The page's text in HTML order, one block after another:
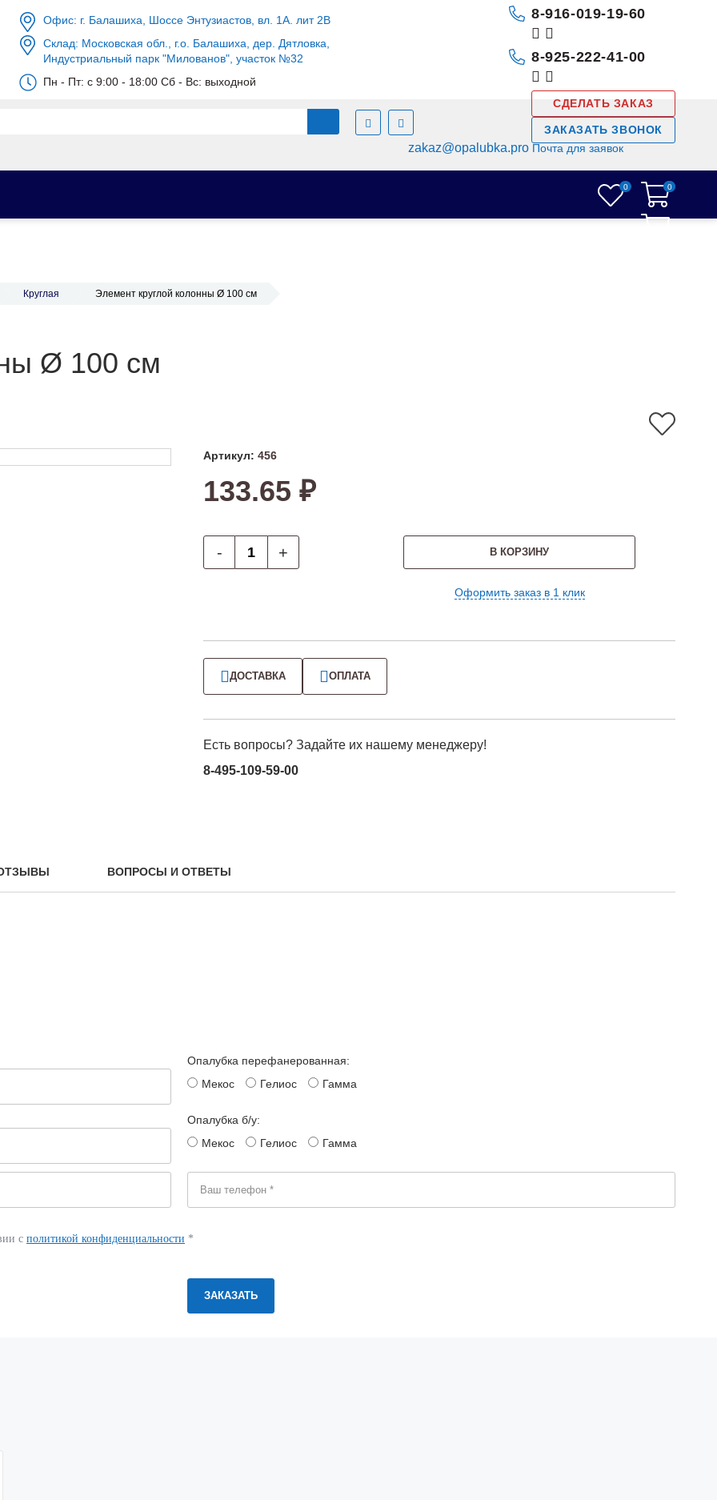
8-916-019-19-60
8-925-222-41-00
СДЕЛАТЬ ЗАКАЗ
ЗАКАЗАТЬ ЗВОНОК
Офис: г. Балашиха, Шоссе Энтузиастов, вл. 1А. лит 2В
Склад: Московская обл., г.о. Балашиха, дер. Дятловка,
Индустриальный парк "Милованов", участок №32
Пн - Пт: c 9:00 - 18:00 Сб - Вс: выходной
zakaz@opalubka.pro Почта для заявок
0 0
0
Круглая Элемент круглой колонны Ø 100 см
Ø 100 см
Артикул: 456
133.65 ₽
- + В КОРЗИНУ
Оформить заказ в 1 клик
ДОСТАВКА ОПЛАТА
Есть вопросы? Задайте их нашему менеджеру!
8-495-109-59-00
ВОПРОСЫ И ОТВЕТЫ
Опалубка перефанерованная:
Мекос
Гелиос Гамма
Опалубка б/у:
Мекос
Гелиос Гамма
с политикой конфиденциальности *